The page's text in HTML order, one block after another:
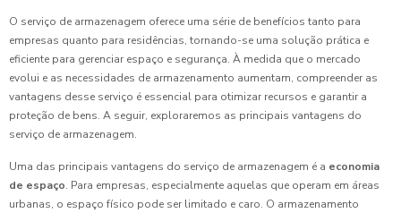
O serviço de armazenagem oferece uma série de benefícios tanto para
empresas quanto para residências, tornando-se uma solução prática e
eficiente para gerenciar espaço e segurança. À medida que o mercado
evolui e as necessidades de armazenamento aumentam, compreender as
vantagens desse serviço é essencial para otimizar recursos e garantir a
proteção de bens. A seguir, exploraremos as principais vantagens do
serviço de armazenagem.
Uma das principais vantagens do serviço de armazenagem é a economia
de espaço. Para empresas, especialmente aquelas que operam em áreas
urbanas, o espaço físico pode ser limitado e caro. O armazenamento